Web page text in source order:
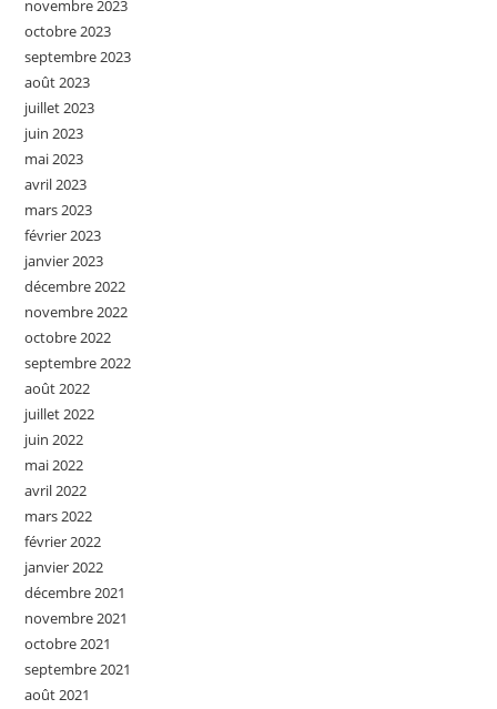
novembre 2023
octobre 2023
septembre 2023
août 2023
juillet 2023
juin 2023
mai 2023
avril 2023
mars 2023
février 2023
janvier 2023
décembre 2022
novembre 2022
octobre 2022
septembre 2022
août 2022
juillet 2022
juin 2022
mai 2022
avril 2022
mars 2022
février 2022
janvier 2022
décembre 2021
novembre 2021
octobre 2021
septembre 2021
août 2021